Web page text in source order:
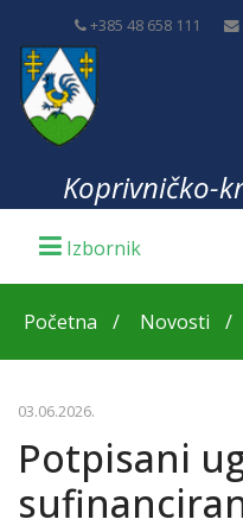
+385 48 658 111
Koprivničko-
Početna Novosti
03.06.2026.
Potpisani